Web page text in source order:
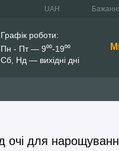
UAH
Графік роботи:
Пн - Пт — 9⁰⁰-19⁰⁰
Сб, Нд — вихідні дні
очі для